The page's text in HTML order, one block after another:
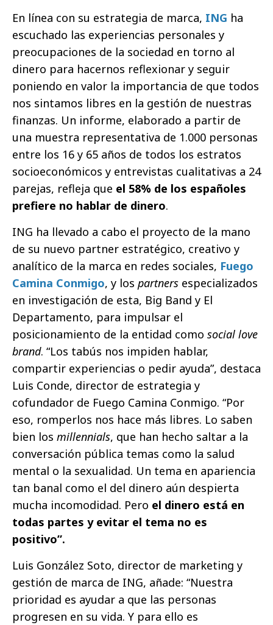
En línea con su estrategia de marca, ING ha
escuchado las experiencias personales y
preocupaciones de la sociedad en torno al
dinero para hacernos reflexionar y seguir
poniendo en valor la importancia de que todos
nos sintamos libres en la gestión de nuestras
finanzas. Un informe, elaborado a partir de
una muestra representativa de 1.000 personas
entre los 16 y 65 años de todos los estratos
socioeconómicos y entrevistas cualitativas a 24
parejas, refleja que el 58% de los españoles
prefiere no hablar de dinero.
ING ha llevado a cabo el proyecto de la mano
de su nuevo partner estratégico, creativo y
analítico de la marca en redes sociales, Fuego
Camina Conmigo, y los partners especializados
en investigación de esta, Big Band y El
Departamento, para impulsar el
posicionamiento de la entidad como social love
brand. “Los tabús nos impiden hablar,
compartir experiencias o pedir ayuda”, destaca
Luis Conde, director de estrategia y
cofundador de Fuego Camina Conmigo. “Por
eso, romperlos nos hace más libres. Lo saben
bien los millennials, que han hecho saltar a la
conversación pública temas como la salud
mental o la sexualidad. Un tema en apariencia
tan banal como el del dinero aún despierta
mucha incomodidad. Pero el dinero está en
todas partes y evitar el tema no es
positivo”.
Luis González Soto, director de marketing y
gestión de marca de ING, añade: “Nuestra
prioridad es ayudar a que las personas
progresen en su vida. Y para ello es